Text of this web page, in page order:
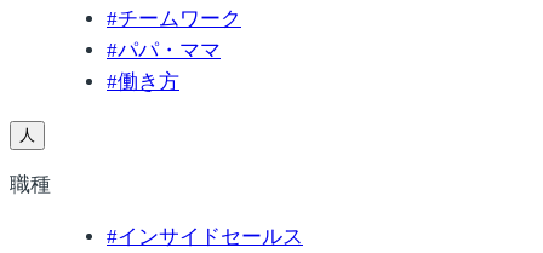
#チームワーク
#パパ・ママ
#働き方
人
職種
#インサイドセールス